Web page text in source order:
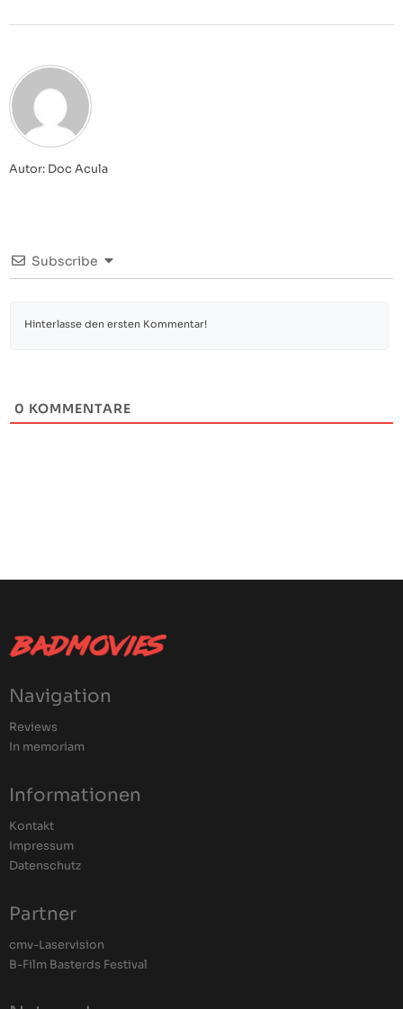
Autor: Doc Acula
Subscribe
0 KOMMENTARE
Navigation
Reviews
In memoriam
Informationen
Kontakt
Impressum
Datenschutz
Partner
cmv-Laservision
B-Film Basterds Festival